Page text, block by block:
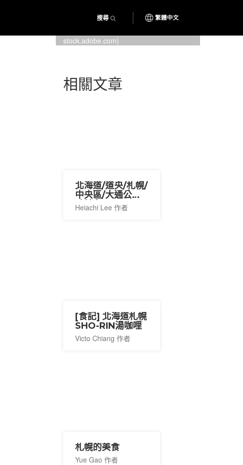
搜尋 繁體中文
Freshest Seafood, the soul food
stock.adobe.com)
相關文章
北海道/道央/札幌/
中央區/大通公園&
時計台
Heiachi Lee 作者
[食記] 北海道札幌
SHO-RIN湯咖哩
Victo Chiang 作者
札幌的美食
Yue Gao 作者